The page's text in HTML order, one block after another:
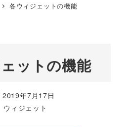
各ウィジェットの機能
ットの機能
日
2019年7月17日
ゴリー
ウィジェット